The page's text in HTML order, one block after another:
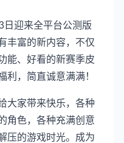
日迎来全平台公测版
丰富的新内容，不仅
能、好看的新赛季皮
利，简直诚意满满！
大家带来快乐，各种
角色，各种充满创意
压的游戏时光。成为